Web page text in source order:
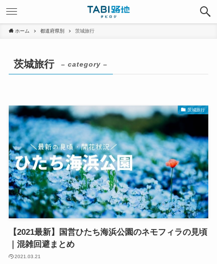
ホーム 都道府県別 茨城旅行
茨城旅行 – category –
茨城旅行
【2021最新】国営ひたち海浜公園のネモフィラの見頃
｜混雑回避まとめ
2021.03.21